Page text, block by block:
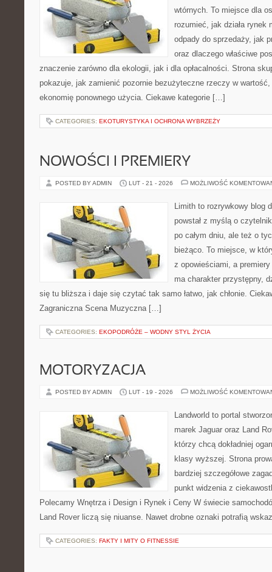
wtórnych. To miejsce dla
rozumieć, jak działa rynek
odpady do sprzedaży, jak
oraz dlaczego właściwe
znaczenie zarówno dla ekologii, jak i dla opłacalności. Strona
pokazuje, jak zamienić pozornie bezużyteczne rzeczy w
ekonomię ponownego użycia. Ciekawe kategorie […]
CATEGORIES: EKOTURYSTYKA I OCHRONA WYBRZEŻY
NOWOŚCI I PREMIERY
POSTED BY ADMIN LUT - 21 - 2026 MOŻLIWOŚĆ
Limith to rozrywkowy blog
powstał z myślą o
po całym dniu, ale też o
bieżąco. To miejsce, w
z opowieściami, a
ma charakter przystępny,
się tu bliższa i daje się czytać tak samo łatwo, jak chłonie.
Zagraniczna Scena Muzyczna […]
CATEGORIES: EKOPODRÓŻE – WODNY STYL ŻYCIA
MOTORYZACJA
POSTED BY ADMIN LUT - 19 - 2026 MOŻLIWOŚĆ
Landworld to portal
marek Jaguar oraz Land
którzy chcą dokładniej
klasy wyższej. Strona
bardziej szczegółowe
punkt widzenia z
Polecamy Wnętrza i Design i Rynek i Ceny W świecie
Land Rover liczą się niuanse. Nawet drobne oznaki potrafią
CATEGORIES: FAKTY I MITY O FITNESSIE